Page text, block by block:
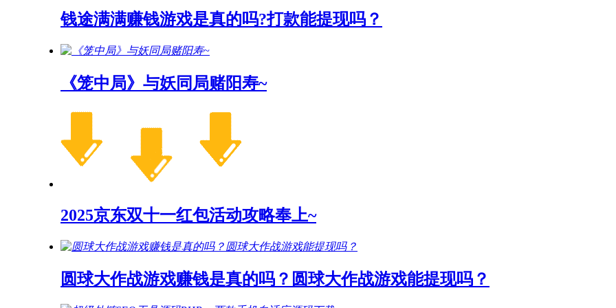
钱途满满赚钱游戏是真的吗?打款能提现吗？
《笼中局》与妖同局赌阳寿~
2025京东双十一红包活动攻略奉上~
圆球大作战游戏赚钱是真的吗？圆球大作战游戏能提现吗？